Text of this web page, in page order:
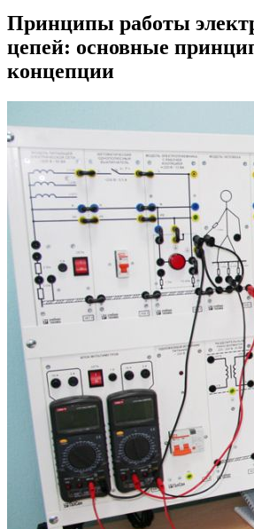
Принципы работы
цепей: основные
концепции